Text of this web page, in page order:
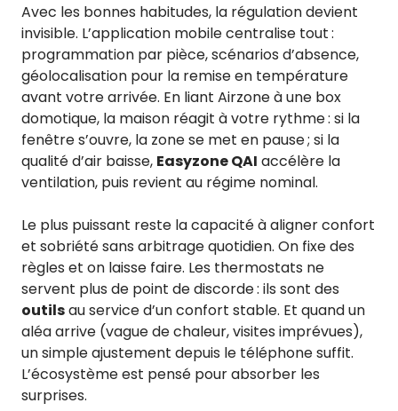
Avec les bonnes habitudes, la régulation devient
invisible. L’application mobile centralise tout :
programmation par pièce, scénarios d’absence,
géolocalisation pour la remise en température
avant votre arrivée. En liant Airzone à une box
domotique, la maison réagit à votre rythme : si la
fenêtre s’ouvre, la zone se met en pause ; si la
qualité d’air baisse, Easyzone QAI accélère la
ventilation, puis revient au régime nominal.
Le plus puissant reste la capacité à aligner confort
et sobriété sans arbitrage quotidien. On fixe des
règles et on laisse faire. Les thermostats ne
servent plus de point de discorde : ils sont des
outilsau service d’un confort stable. Et quand un
aléa arrive (vague de chaleur, visites imprévues),
un simple ajustement depuis le téléphone suffit.
L’écosystème est pensé pour absorber les
surprises.